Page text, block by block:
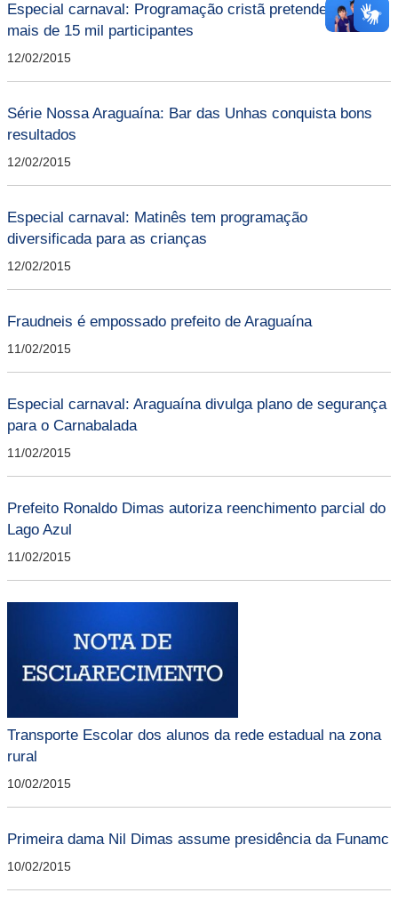
Especial carnaval: Programação cristã pretende atrair
mais de 15 mil participantes
12/02/2015
Série Nossa Araguaína: Bar das Unhas conquista bons
resultados
12/02/2015
Especial carnaval: Matinês tem programação
diversificada para as crianças
12/02/2015
Fraudneis é empossado prefeito de Araguaína
11/02/2015
Especial carnaval: Araguaína divulga plano de segurança
para o Carnabalada
11/02/2015
Prefeito Ronaldo Dimas autoriza reenchimento parcial do
Lago Azul
11/02/2015
Transporte Escolar dos alunos da rede estadual na zona
rural
10/02/2015
Primeira dama Nil Dimas assume presidência da Funamc
10/02/2015